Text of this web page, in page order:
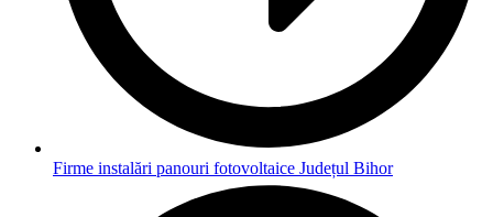
Firme instalări panouri fotovoltaice Județul Bihor